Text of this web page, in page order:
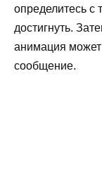
определитесь с
достигнуть.
анимация
сообщение.